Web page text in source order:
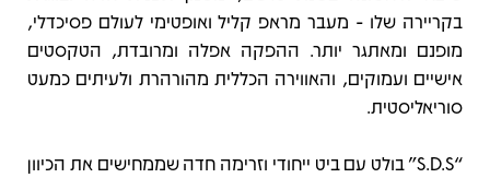
בקריירה שלו - מעבר מראפ קליל ואופטימי לעולם פסיכדלי,
מופנם ומאתגר יותר. ההפקה אפלה ומרובדת, הטקסטים
אישיים ועמוקים, והאווירה הכללית מהורהרת ולעיתים כמעט
סוריאליסטית.
“S.D.S” בולט עם ביט ייחודי וזרימה חדה שממחישים את הכיוון